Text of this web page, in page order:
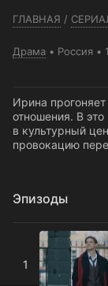
ГЛАВНАЯ /
Драма Россия
Ирина
отношения. В
в культурный
провокацию
Эпизоды
1
1 серия